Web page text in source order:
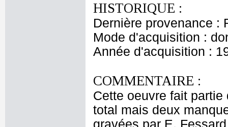
HISTORIQUE :
Dernière provenance :
Mode d'acquisition :
Année d'acquisition :
COMMENTAIRE :
Cette oeuvre fait
total mais deux
gravées par E.